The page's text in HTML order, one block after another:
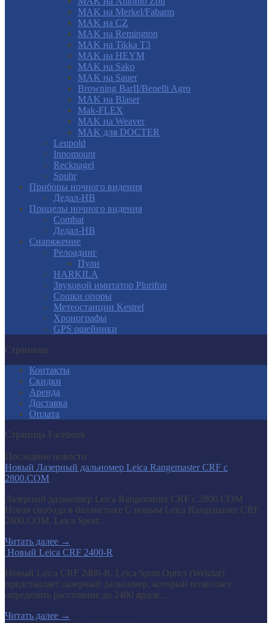
MAK на Merkel/Fabarm
MAK на CZ
MAK на Remington
MAK на Tikka T3
MAK на HEYM
MAK на Sako
MAK на Sauer
Browning BarII/Benelli Agro
MAK на Blaser
Mak-FLEX
MAK на Weaver
MAK для DOCTER
Leupold
Innomount
Recknagel
Spuhr
Приборы ночного видения
Дедал-НВ
Прицелы ночного видения
Combat
Дедал-НВ
Снаряжение
Релоадинг
Пули
HARKILA
Звуковой имитатор Plurifon
Сошки опоры
Метеостанции Kestrel
Хронографы
GPS ошейники
Страницы
Контакты
Скидки
Аренда
Доставка
Оплата
Страница Facebook
Последние новости
Новый Лазерный дальномер Leica Rangemaster CRF с
2800.COM
Лазерный дальномер Leica Rangemaster CRF с 2800.COM
Новая свобода в баллистике С новым Leica Rangemaster CRF
2800.COM, Leica Sport...
Читать далее →
​ Новый Leica CRF 2400-R
Новый Leica CRF 2400-R, Leica Sport Optics (Wetzlar)
представляет лазерный дальномер, который позволяет
определять расстояние до 2400 ярдов...
Читать далее →